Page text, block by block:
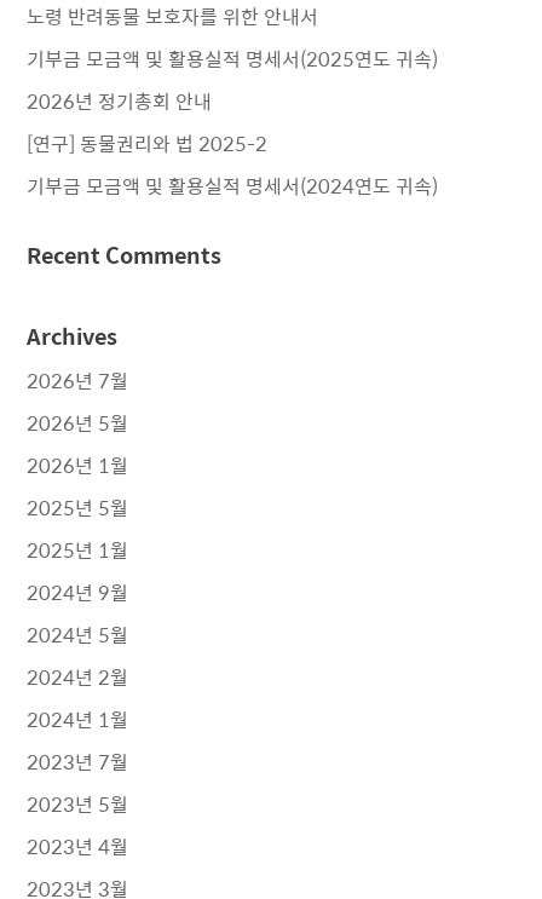
노령 반려동물 보호자를 위한 안내서
기부금 모금액 및 활용실적 명세서(2025연도 귀속)
2026년 정기총회 안내
[연구] 동물권리와 법 2025-2
기부금 모금액 및 활용실적 명세서(2024연도 귀속)
Recent Comments
Archives
2026년 7월
2026년 5월
2026년 1월
2025년 5월
2025년 1월
2024년 9월
2024년 5월
2024년 2월
2024년 1월
2023년 7월
2023년 5월
2023년 4월
2023년 3월